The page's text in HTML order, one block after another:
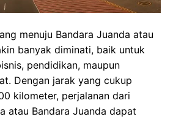
menuju Bandara Juanda atau
banyak diminati, baik untuk
pendidikan, maupun
Dengan jarak yang cukup
kilometer, perjalanan dari
atau Bandara Juanda dapat